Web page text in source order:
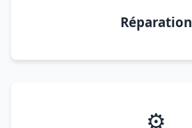
Réparation
⚙️